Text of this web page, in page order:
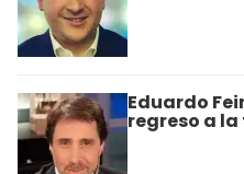
Eduardo
regreso a